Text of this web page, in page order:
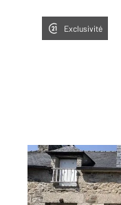
Exclusivité
CREHEN 22
54,42 m2, 3
Ref : 1848